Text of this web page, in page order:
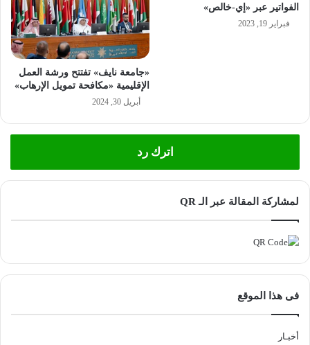
الفواتير عبر «إي-خالص»
فبراير 19, 2023
«جامعة نايف» تفتتح ورشة العمل
الإقليمية «مكافحة تمويل الإرهاب»
أبريل 30, 2024
اترك رد
لمشاركة المقالة عبر الـ QR
فى هذا الموقع
أخبـار